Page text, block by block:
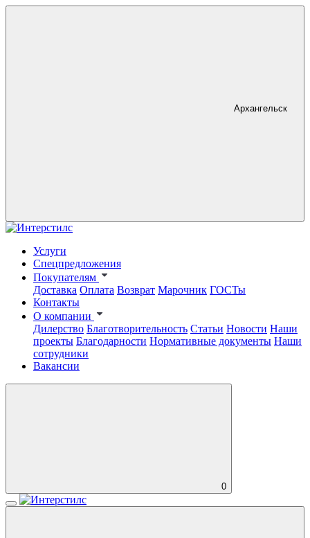
Архангельск
Услуги
Спецпредложения
Покупателям
Доставка Оплата Возврат Марочник ГОСТы
Контакты
О компании
Дилерство Благотворительность Статьи Новости Наши
проекты Благодарности Нормативные документы Наши
сотрудники
Вакансии
0